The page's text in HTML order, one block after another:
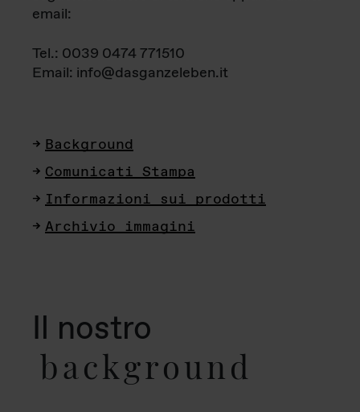
email:
Tel.: 0039 0474 771510
Email: info@dasganzeleben.it
Background
Comunicati Stampa
Informazioni sui prodotti
Archivio immagini
Il nostro
background